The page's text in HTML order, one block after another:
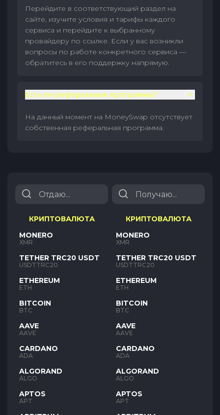
Перейдите в соответствующий раздел на
сайте, изучите условия и тарифы каждого
сервиса и перейдите к выбранному
провайдеру по ссылке. Если у вас возникли
вопросы по работе конкретного сервиса —
обратитесь в его поддержку напрямую.
Есть ли реферальные программы?
На данный момент на MoneySwap отсутствует
собственная реферальная программа.
КРИПТОВАЛЮТА
MONERO
XMR
TETHER TRC20 USDT
USDTTRC20
ETHEREUM
ETH
BITCOIN
BTC
AAVE
AAVE
CARDANO
ADA
ALGORAND
ALGO
APTOS
APT
КРИПТОВАЛЮТА
MONERO
XMR
TETHER TRC20 USDT
USDTTRC20
ETHEREUM
ETH
BITCOIN
BTC
AAVE
AAVE
CARDANO
ADA
ALGORAND
ALGO
APTOS
APT